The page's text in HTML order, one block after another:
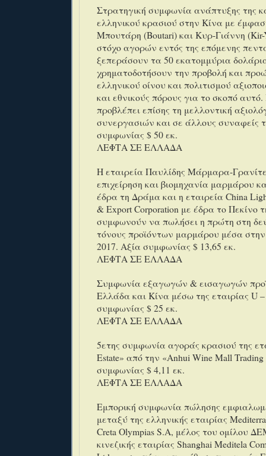
Στρατηγική συμφωνία ανάπτυξης της
ελληνικού κρασιού στην Κίνα με
Μπουτάρη (Boutari) και Κυρ-Γιάννη (Kir-
στόχο αγορών εντός της επόμενης
ξεπεράσουν τα 50 εκατομμύρια
χρηματοδοτήσουν την προβολή και
ελληνικού οίνου και πολιτισμού
και εθνικούς πόρους για το σκοπό
προβλέπει επίσης τη μελλοντική
συνεργασιών και σε άλλους συναφείς
συμφωνίας $ 50 εκ.
ΛΕΦΤΑ ΣΕ ΕΛΛΑΔΑ
Η εταιρεία Παυλίδης Μάρμαρα-
επιχείρηση και βιομηχανία μαρμάρου
έδρα τη Δράμα και η εταιρεία China
& Εxport Corporation με έδρα το Πεκίνο
συμφωνούν να πωλήσει η πρώτη στη
τόνους προϊόντων μαρμάρου μέσα στην
2017. Αξία συμφωνίας $ 13,65 εκ.
ΛΕΦΤΑ ΣΕ ΕΛΛΑΔΑ
Συμφωνία εξαγωγών & εισαγωγών
Ελλάδα και Κίνα μέσω της εταιρίας U
συμφωνίας $ 25 εκ.
ΛΕΦΤΑ ΣΕ ΕΛΛΑΔΑ
5ετης συμφωνία αγοράς κρασιού της
Estate» από την «Anhui Wine Mall
συμφωνίας $ 4,11 εκ.
ΛΕΦΤΑ ΣΕ ΕΛΛΑΔΑ
Εμπορική συμφωνία πώλησης
μεταξύ της ελληνικής εταιρίας
Creta Olympias S.A, μέλος του ομίλου
κινεζικής εταιρίας Shanghai Meditela